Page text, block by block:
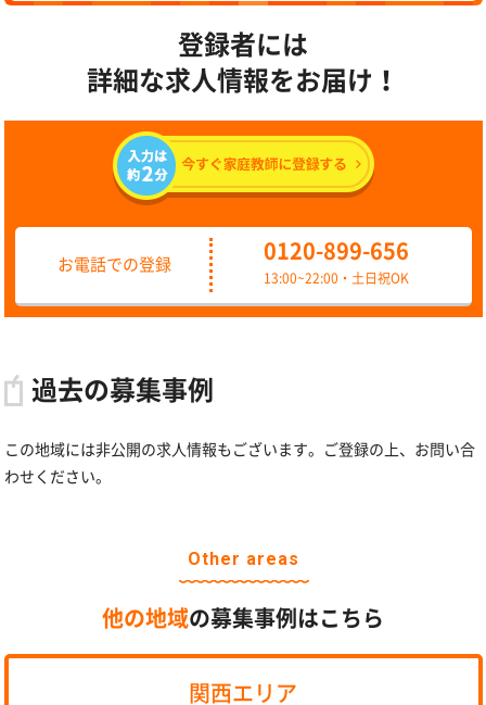
登録者には
詳細な求人情報をお届け！
お電話での登録
0120-899-656
13:00~22:00・土日祝OK
過去の募集事例
この地域には非公開の求人情報もございます。ご登録の上、お問い合
わせください。
Other areas
他の地域の募集事例はこちら
関西エリア